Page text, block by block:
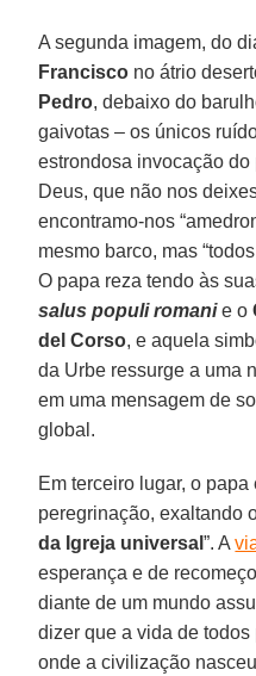
A segunda imagem, do
Francisco no átrio
Pedro, debaixo do
gaivotas – os únicos
estrondosa invocação do
Deus, que não nos
encontramo-nos
mesmo barco, mas
O papa reza tendo às
salus populi romanie o
del Corso, e aquela
da Urbe ressurge a uma
em uma mensagem de
global.
Em terceiro lugar, o
peregrinação, exaltando
da Igreja universal”. A
esperança e de
diante de um mundo
dizer que a vida de
onde a civilização